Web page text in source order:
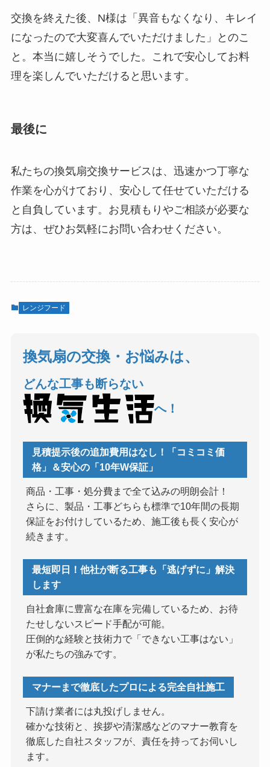
交換を終えた後、N様は「異音もなくなり、キレイ
になったので大変喜んでいただけました」とのこ
と。本当に嬉しそうでした。これで安心してお料
理を楽しんでいただけると思います。
最後に
私たちの換気扇交換サービスは、迅速かつ丁寧な
作業を心がけており、安心して任せていただける
と自負しています。お見積もりやご相談が必要な
方は、ぜひお気軽にお問い合わせください。
レンジフード
換気扇の交換・お悩みは、
どんな工事も断らない
へ！
見積提示後の追加費用はなし！「コミコミ価
格」＆安心の「10年W保証」
商品・工事・処分費まで全て込みの明朗会計！
さらに、製品・工事どちらも標準で10年間の長期
保証をお付けしているため、施工後も長く安心が
続きます。
最短即日！他社が断る工事も「逃げずに」解決
します
自社倉庫に豊富な在庫を完備しているため、お待
たせしないスピード手配が可能。
圧倒的な経験と技術力で「できない工事はない」
が私たちの強みです。
マナーまで徹底したプロによる完全自社施工
下請け業者には丸投げしません。
確かな技術と、挨拶や清潔感などのマナー教育を
徹底した自社スタッフが、責任を持ってお伺いし
ます。